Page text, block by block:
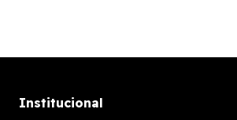
Institucional